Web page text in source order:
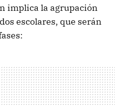
implica la agrupación
escolares, que serán